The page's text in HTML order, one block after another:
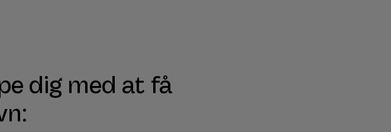
dig med at få